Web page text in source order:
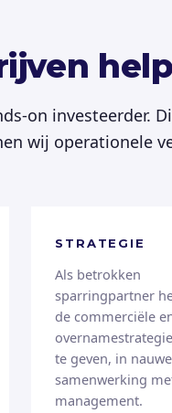
on investeerder.
wij operationele
STRATEGIE
Als betrokken
sparringpartner
de commerciële
te geven, in nauwe
samenwerking
management.